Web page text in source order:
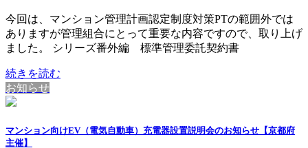
今回は、マンション管理計画認定制度対策PTの範囲外では
ありますが管理組合にとって重要な内容ですので、取り上げ
ました。 シリーズ番外編 標準管理委託契約書
続きを読む
お知らせ
マンション向けEV（電気自動車）充電器設置説明会のお知らせ【京都府
主催】